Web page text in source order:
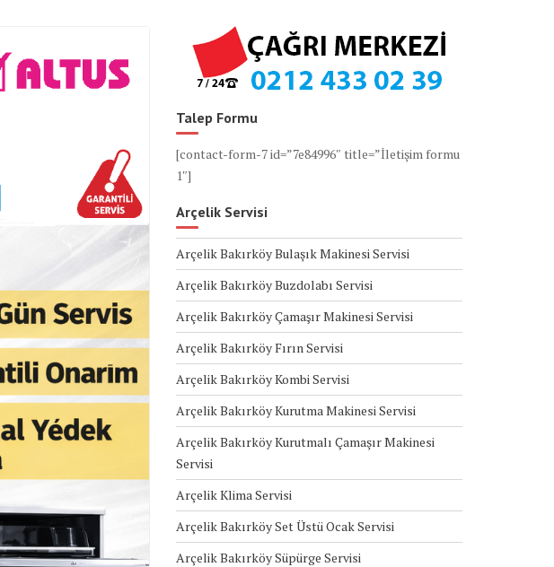
Talep Formu
[contact-form-7 id=”7e84996″ title=”İletişim formu
1″]
Arçelik Servisi
Arçelik Bakırköy Bulaşık Makinesi Servisi
Arçelik Bakırköy Buzdolabı Servisi
Arçelik Bakırköy Çamaşır Makinesi Servisi
Arçelik Bakırköy Fırın Servisi
Arçelik Bakırköy Kombi Servisi
Arçelik Bakırköy Kurutma Makinesi Servisi
Arçelik Bakırköy Kurutmalı Çamaşır Makinesi
Servisi
Arçelik Klima Servisi
Arçelik Bakırköy Set Üstü Ocak Servisi
Arçelik Bakırköy Süpürge Servisi